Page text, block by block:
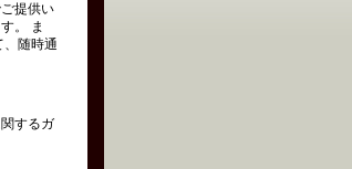
提供い
。 ま
、随時通
するガ